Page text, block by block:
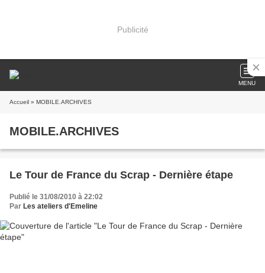
Publicité
MENU
Accueil » MOBILE.ARCHIVES
MOBILE.ARCHIVES
Le Tour de France du Scrap - Dernière étape
Publié le 31/08/2010 à 22:02
Par Les ateliers d'Emeline